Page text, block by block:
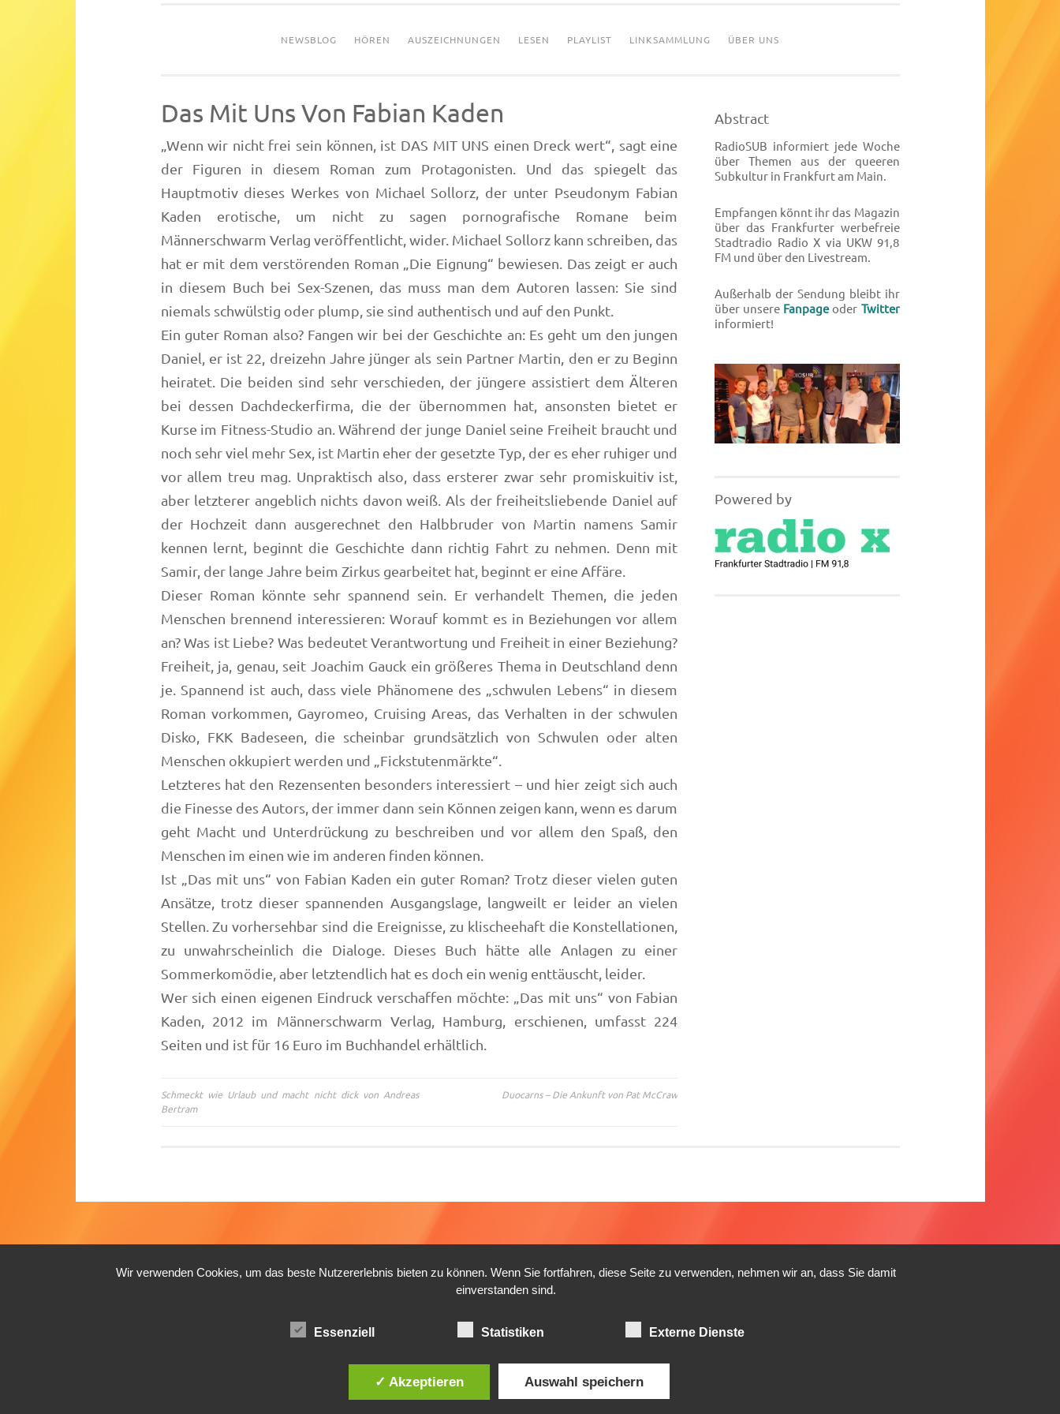
NEWSBLOG HÖREN AUSZEICHNUNGEN LESEN PLAYLIST LINKSAMMLUNG ÜBER UNS
Das Mit Uns Von Fabian Kaden
„Wenn wir nicht frei sein können, ist DAS MIT UNS einen Dreck wert“, sagt eine
der Figuren in diesem Roman zum Protagonisten. Und das spiegelt das
Hauptmotiv dieses Werkes von Michael Sollorz, der unter Pseudonym Fabian
Kaden erotische, um nicht zu sagen pornografische Romane beim
Männerschwarm Verlag veröffentlicht, wider. Michael Sollorz kann schreiben, das
hat er mit dem verstörenden Roman „Die Eignung“ bewiesen. Das zeigt er auch
in diesem Buch bei Sex-Szenen, das muss man dem Autoren lassen: Sie sind
niemals schwülstig oder plump, sie sind authentisch und auf den Punkt.
Ein guter Roman also? Fangen wir bei der Geschichte an: Es geht um den jungen
Daniel, er ist 22, dreizehn Jahre jünger als sein Partner Martin, den er zu Beginn
heiratet. Die beiden sind sehr verschieden, der jüngere assistiert dem Älteren
bei dessen Dachdeckerfirma, die der übernommen hat, ansonsten bietet er
Kurse im Fitness-Studio an. Während der junge Daniel seine Freiheit braucht und
noch sehr viel mehr Sex, ist Martin eher der gesetzte Typ, der es eher ruhiger und
vor allem treu mag. Unpraktisch also, dass ersterer zwar sehr promiskuitiv ist,
aber letzterer angeblich nichts davon weiß. Als der freiheitsliebende Daniel auf
der Hochzeit dann ausgerechnet den Halbbruder von Martin namens Samir
kennen lernt, beginnt die Geschichte dann richtig Fahrt zu nehmen. Denn mit
Samir, der lange Jahre beim Zirkus gearbeitet hat, beginnt er eine Affäre.
Dieser Roman könnte sehr spannend sein. Er verhandelt Themen, die jeden
Menschen brennend interessieren: Worauf kommt es in Beziehungen vor allem
an? Was ist Liebe? Was bedeutet Verantwortung und Freiheit in einer Beziehung?
Freiheit, ja, genau, seit Joachim Gauck ein größeres Thema in Deutschland denn
je. Spannend ist auch, dass viele Phänomene des „schwulen Lebens“ in diesem
Roman vorkommen, Gayromeo, Cruising Areas, das Verhalten in der schwulen
Disko, FKK Badeseen, die scheinbar grundsätzlich von Schwulen oder alten
Menschen okkupiert werden und „Fickstutenmärkte“.
Letzteres hat den Rezensenten besonders interessiert – und hier zeigt sich auch
die Finesse des Autors, der immer dann sein Können zeigen kann, wenn es darum
geht Macht und Unterdrückung zu beschreiben und vor allem den Spaß, den
Menschen im einen wie im anderen finden können.
Ist „Das mit uns“ von Fabian Kaden ein guter Roman? Trotz dieser vielen guten
Ansätze, trotz dieser spannenden Ausgangslage, langweilt er leider an vielen
Stellen. Zu vorhersehbar sind die Ereignisse, zu klischeehaft die Konstellationen,
zu unwahrscheinlich die Dialoge. Dieses Buch hätte alle Anlagen zu einer
Sommerkomödie, aber letztendlich hat es doch ein wenig enttäuscht, leider.
Wer sich einen eigenen Eindruck verschaffen möchte: „Das mit uns“ von Fabian
Kaden, 2012 im Männerschwarm Verlag, Hamburg, erschienen, umfasst 224
Seiten und ist für 16 Euro im Buchhandel erhältlich.
Beitragsnavigation
Schmeckt wie Urlaub und macht nicht dick von Andreas
Bertram
Duocarns – Die Ankunft von Pat McCraw
Abstract
RadioSUB informiert jede Woche
über Themen aus der queeren
Subkultur in Frankfurt am Main.
Empfangen könnt ihr das Magazin
über das Frankfurter werbefreie
Stadtradio Radio X via UKW 91,8
FM und über den Livestream.
Außerhalb der Sendung bleibt ihr
über unsere Fanpageoder Twitter
informiert!
Powered by
Wir verwenden Cookies, um das beste Nutzererlebnis bieten zu können. Wenn Sie fortfahren, diese Seite zu verwenden, nehmen wir an, dass Sie damit
einverstanden sind.
Essenziell Statistiken Externe Dienste
✓ Akzeptieren Auswahl speichern